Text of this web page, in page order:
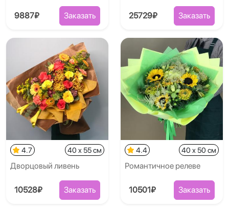
9887₽ Заказать 25729₽ Заказать
4.7 40 x 55 см
Дворцовый ливень
10528₽ Заказать
4.4 40 x 50 см
Романтичное релеве
10501₽ Заказать